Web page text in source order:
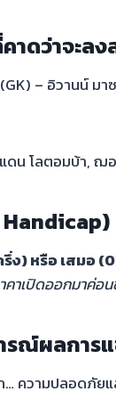
คาดว่าจะล
– อิวานน์ ม
น โลตอมบ้า, ฌ
ง) หรือ เสมอ
าเปิดออกมาค่อ
รณ์ผลการ
… ความปลอดภัย